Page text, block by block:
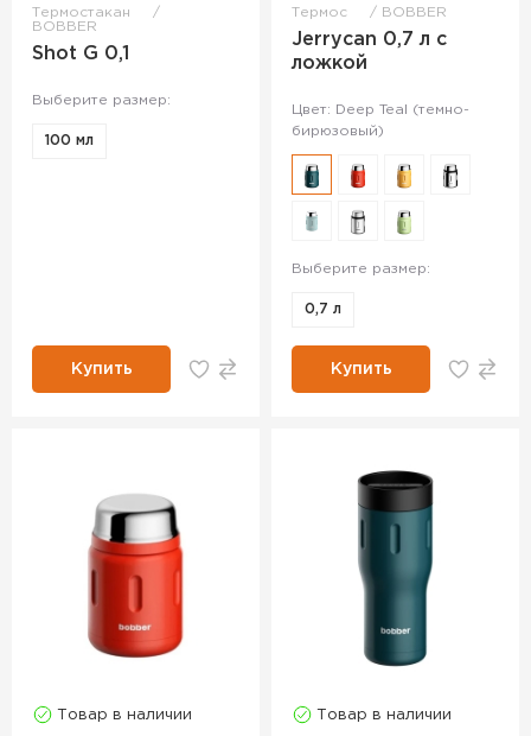
Термостакан
BOBBER
Shot G 0,1
Выберите размер:
100 мл
Купить
Термос BOBBER
Jerrycan 0,7 л с
ложкой
Цвет: Deep Teal (темно-
бирюзовый)
Выберите размер:
0,7 л
Купить
Товар в наличии Товар в наличии